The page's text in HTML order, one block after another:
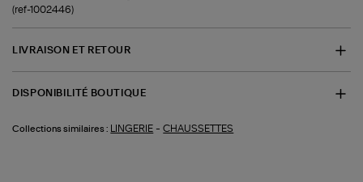
(ref-1002446)
LIVRAISON ET RETOUR
DISPONIBILITÉ BOUTIQUE
Collections similaires : LINGERIE -CHAUSSETTES